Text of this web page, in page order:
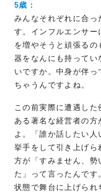
5歳：
みんなそれぞれに合っ
す。インフルエンサ
を増やそうと頑張る
器をなんにも持ってい
いですか。中身が伴っ
ちゃうんですよね。
この前実際に遭遇し
ある著名な経営者の
よ。「誰か話したい
挙手をして引き上げら
方が「すみません、勢
た」って言ったんで
状態で舞台に上げられ